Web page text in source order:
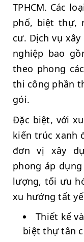
TPHCM. Các
phố, biệt thự,
cư. Dịch vụ
nghiệp bao
theo phong
thi công phần
gói.
Đặc biệt, với
kiến trúc xanh
đơn vị xây
phong áp
lượng, tối ưu
xu hướng tất
Thiết kế
biệt thự tân